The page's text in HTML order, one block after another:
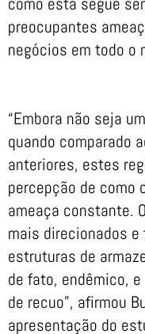
preocupantes
negócios em todo o
“Embora não seja
quando comparado
anteriores, estes
percepção de como
ameaça constante.
mais direcionados
estruturas de
de fato, endêmico,
de recuo”, afirmou
apresentação do